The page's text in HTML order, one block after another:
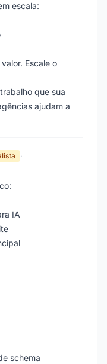
escala:
Escale o
que sua
ajudam a
·
IA
schema